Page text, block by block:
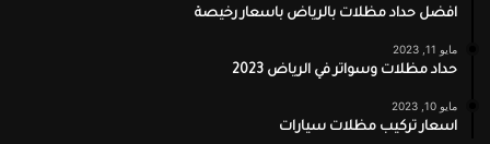
افضل حداد مظلات بالرياض باسعار رخيصة
مايو 11, 2023
حداد مظلات وسواتر في الرياض 2023
مايو 10, 2023
اسعار تركيب مظلات سيارات